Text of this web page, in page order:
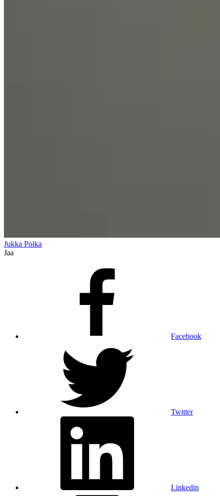
Jukka Poika
Jaa
Facebook
Twitter
Linkedin